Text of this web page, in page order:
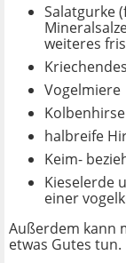
Salatgurke
weiteres
Vogelmiere
Kolbenhirse
halbreife
Keim-
Kieselerde
einer
Außerdem kann
etwas Gutes tun.